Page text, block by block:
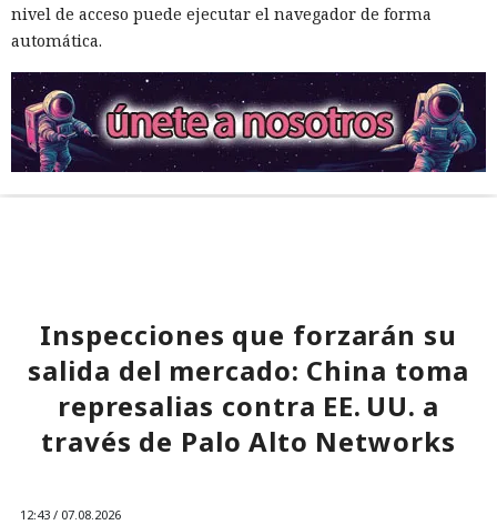
nivel de acceso puede ejecutar el navegador de forma
automática.
Inspecciones que forzarán su
salida del mercado: China toma
represalias contra EE. UU. a
través de Palo Alto Networks
12:43 / 07.08.2026